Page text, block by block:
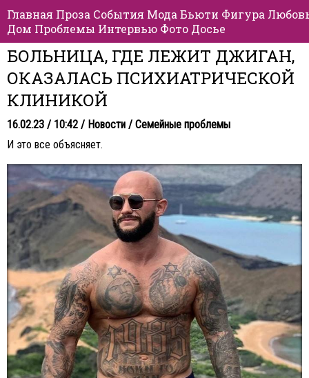
Главная Проза События Мода Бьюти Фигура
Дом Проблемы Интервью Фото Досье
БОЛЬНИЦА, ГДЕ ЛЕЖИТ ДЖИГАН,
ОКАЗАЛАСЬ ПСИХИАТРИЧЕСКОЙ
КЛИНИКОЙ
16.02.23 / 10:42 / Новости / Семейные проблемы
И это все объясняет.